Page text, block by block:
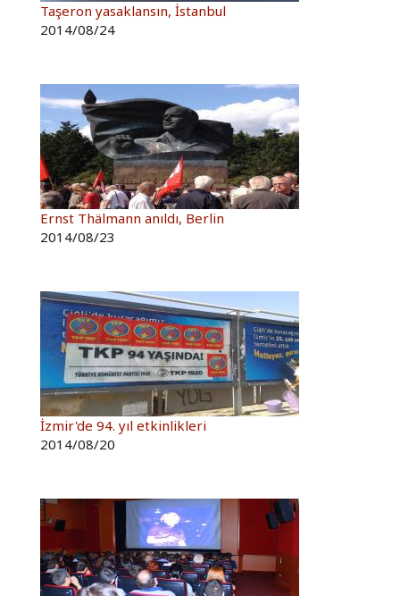
Taşeron yasaklansın, İstanbul
2014/08/24
Ernst Thälmann anıldı, Berlin
2014/08/23
İzmir'de 94. yıl etkinlikleri
2014/08/20